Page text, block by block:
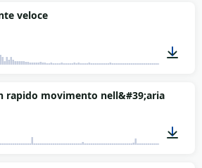
personalizzati.
stratificare con riser e impatti
veloce
00:04
rapido movimento nell&#39;aria